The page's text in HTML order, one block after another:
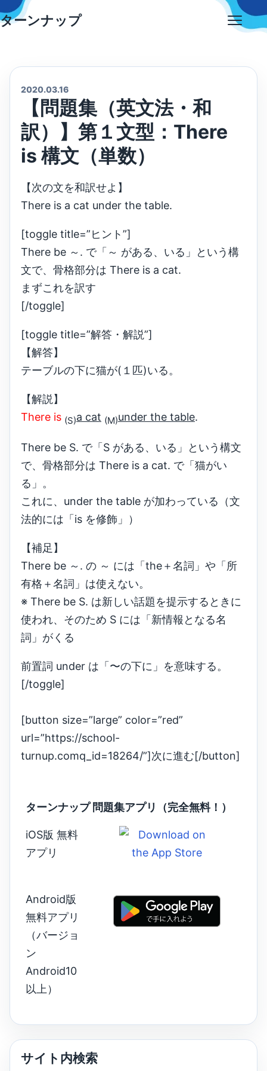
Skip
to
ターンナップ
2020.03.16
【問題集（英文法・和
訳）】第１文型：There
is 構文（単数）
【次の文を和訳せよ】
There is a cat under the table.
[toggle title=”ヒント”]
There be ～. で「～ がある、いる」という構
文で、骨格部分は There is a cat.
まずこれを訳す
[/toggle]
[toggle title=”解答・解説”]
【解答】
テーブルの下に猫が(１匹)いる。
【解説】
There is (S)a cat (M)under the table.
There be S. で「S がある、いる」という構文
で、骨格部分は There is a cat. で「猫がい
る」。
これに、under the table が加わっている（文
法的には「is を修飾」）
【補足】
There be ～. の ～ には「the＋名詞」や「所
有格＋名詞」は使えない。
※ There be S. は新しい話題を提示するときに
使われ、そのため S には「新情報となる名
詞」がくる
前置詞 under は「〜の下に」を意味する。
[/toggle]
[button size=”large” color=”red”
url=”https://school-
turnup.comq_id=18264/”]次に進む[/button]
ターンナップ 問題集アプリ（完全無料！）
iOS版 無料
アプリ
Android版
無料アプリ
（バージョ
ン
Android10
以上）
サイト内検索